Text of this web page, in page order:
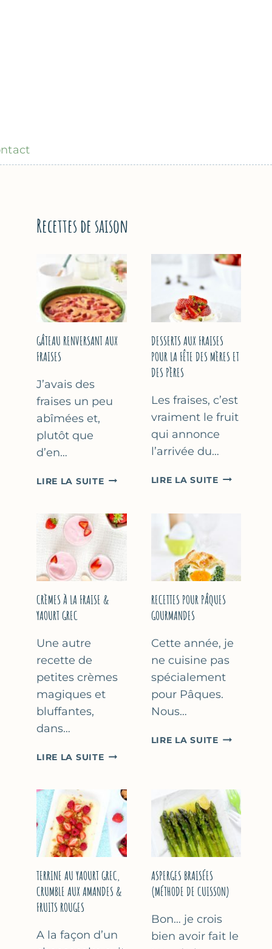
Recettes de saison
GÂTEAU RENVERSANT AUX
FRAISES
J’avais des
fraises un peu
abîmées et,
plutôt que
d’en…
LIRE LA SUITEGÂTEAU
FRAISES
DESSERTS AUX FRAISES
POUR LA FÊTE DES MÈRES ET
DES PÈRES
Les fraises, c’est
vraiment le fruit
qui annonce
l’arrivée du…
LIRE LA SUITEDESSERTS
DES
MÈRES
DES
CRÈMES À LA FRAISE &
YAOURT GREC
Une autre
recette de
petites crèmes
magiques et
bluffantes,
dans…
LIRE LA SUITECRÈMES
FRAISE
YAOURT
GREC
RECETTES POUR PÂQUES
GOURMANDES
Cette année, je
ne cuisine pas
spécialement
pour Pâques.
Nous…
LIRE LA SUITERECETTES
TERRINE AU YAOURT GREC,
CRUMBLE AUX AMANDES &
FRUITS ROUGES
A la façon d’un
ASPERGES BRAISÉES
(MÉTHODE DE CUISSON)
Bon… je crois
bien avoir fait le